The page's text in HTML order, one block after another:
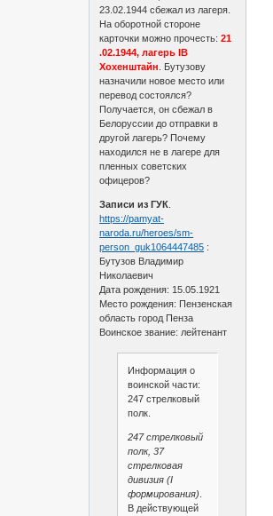
23.02.1944 сбежал из лагеря.
На оборотной стороне
карточки можно прочесть: 21
.02.1944, лагерь IВ
Хохенштайн . Бутузову
назначили новое место или
перевод состоялся?
Получается, он сбежал в
Белоруссии до отправки в
другой лагерь? Почему
находился не в лагере для
пленных советских
офицеров?
Записи из ГУК
https://pamyat-
naroda.ru/heroes/sm-
person_guk1064447485 :
Бутузов Владимир
Николаевич
Дата рождения: 15.05.1921
Место рождения: Пензенская
область город Пенза
Воинское звание: лейтенант
Информация о
воинской части:
247 стрелковый
полк.
247 стрелковый
полк, 37
стрелковая
дивизия (I
формирования)
В действующей